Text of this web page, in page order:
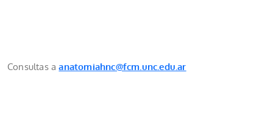
Consultas aanatomiahnc@fcm.unc.edu.ar